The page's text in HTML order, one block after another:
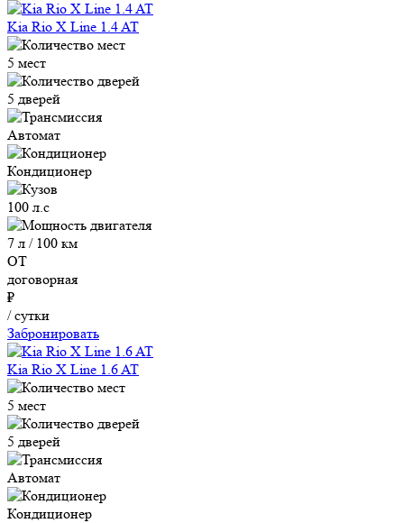
Kia Rio X Line 1.4 AT
5 мест
5 дверей
Автомат
Кондиционер
100 л.с
7 л / 100 км
ОТ
договорная
₽
/ сутки
Забронировать
Kia Rio X Line 1.6 AT
5 мест
5 дверей
Автомат
Кондиционер